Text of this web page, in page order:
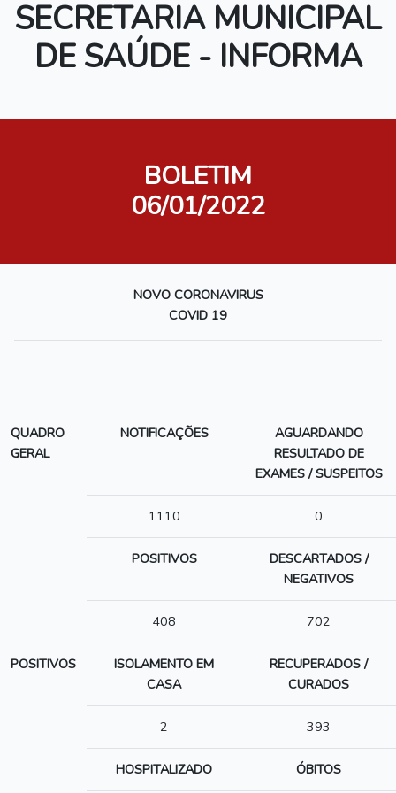
SECRETARIA MUNICIPAL
DE SAÚDE - INFORMA
BOLETIM
06/01/2022
NOVO CORONAVIRUS
COVID 19
QUADRO
GERAL
NOTIFICAÇÕES
AGUARDANDO
RESULTADO DE
EXAMES / SUSPEITOS
1110 0
POSITIVOS
DESCARTADOS /
NEGATIVOS
408 702
POSITIVOS
ISOLAMENTO EM
CASA
RECUPERADOS /
CURADOS
2 393
HOSPITALIZADO ÓBITOS